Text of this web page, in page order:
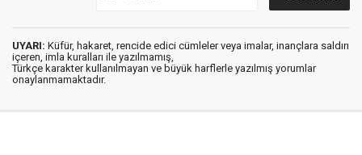
UYARI: Küfür, hakaret, rencide edici cümleler veya imalar, inançlara saldırı
içeren, imla kuralları ile yazılmamış,
Türkçe karakter kullanılmayan ve büyük harflerle yazılmış yorumlar
onaylanmamaktadır.